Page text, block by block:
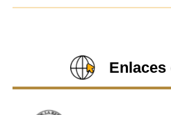
Enlaces